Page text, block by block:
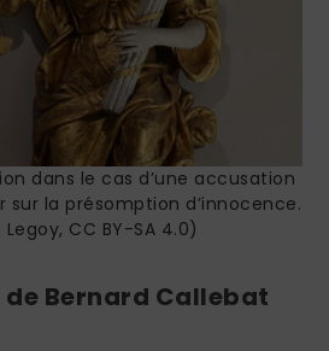
dans le cas d’une accusation
la présomption d’innocence.
CC BY-SA 4.0)
de Bernard Callebat